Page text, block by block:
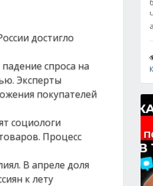
достигло
спроса на
Эксперты
покупателей
социологи
Процесс
В апреле доля
к лету